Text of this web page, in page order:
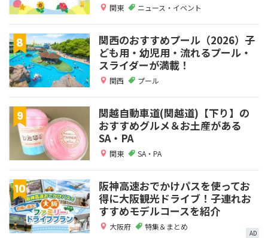
関東 ニュース・イベント
関西のおすすめプール（2026）子
ども用・幼児用・流れるプール・
スライダーが満載！
関西 プール
関越自動車道(関越道)【下り】の
おすすめグルメ＆お土産がある
SA・PA
関東 SA・PA
阪神高速おでかけパスを使ってお
得に大阪観光ドライブ！子連れお
すすめモデルコースを紹介
大阪府 特集＆まとめ
AD